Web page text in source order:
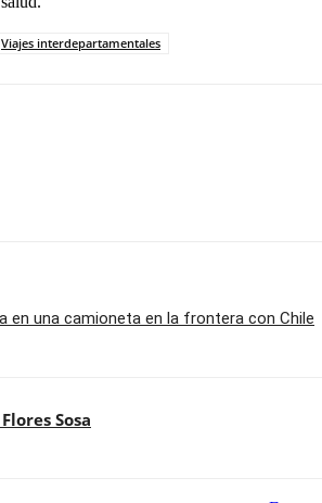
Viajes interdepartamentales
en una camioneta en la frontera con Chile
Sosa